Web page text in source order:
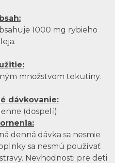
1000 mg rybieho
množstvom tekutiny.
dávkovanie:
(dospelí)
denná dávka sa nesmie
sa nesmú používať
Nevhodnosti pre deti